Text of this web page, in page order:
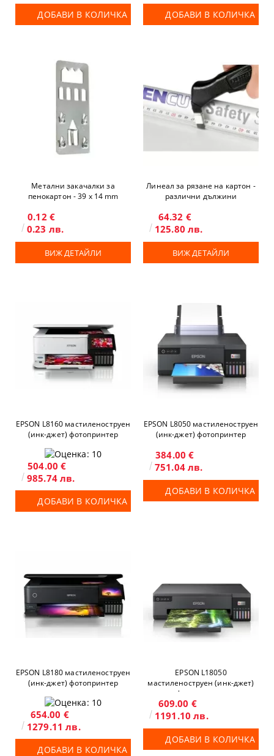
ДОБАВИ В КОЛИЧКА ДОБАВИ В КОЛИЧКА
Метални закачалки за
пенокартон - 39 х 14 mm
0.12 €
0.23 лв.
ВИЖ ДЕТАЙЛИ
Линеал за рязане на картон -
различни дължини
64.32 €
125.80 лв.
ВИЖ ДЕТАЙЛИ
EPSON L8160 мастиленоструен
(инк-джет) фотопринтер
504.00 €
985.74 лв.
ДОБАВИ В КОЛИЧКА
EPSON L8050 мастиленоструен
(инк-джет) фотопринтер
384.00 €
751.04 лв.
ДОБАВИ В КОЛИЧКА
EPSON L8180 мастиленоструен
(инк-джет) фотопринтер
654.00 €
1279.11 лв.
ДОБАВИ В КОЛИЧКА
EPSON L18050
мастиленоструен (инк-джет)
фотопринтер
609.00 €
1191.10 лв.
ДОБАВИ В КОЛИЧКА